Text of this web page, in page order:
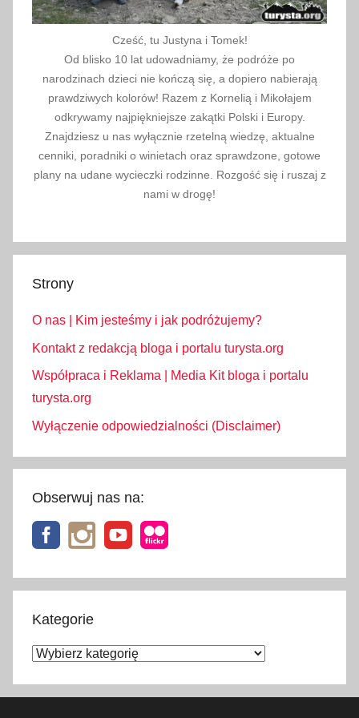
Cześć, tu Justyna i Tomek!
Od blisko 10 lat udowadniamy, że podróże po
narodzinach dzieci nie kończą się, a dopiero nabierają
prawdziwych kolorów! Razem z Kornelią i Mikołajem
odkrywamy najpiękniejsze zakątki Polski i Europy.
Znajdziesz u nas wyłącznie rzetelną wiedzę, aktualne
cenniki, poradniki o winietach oraz sprawdzone, gotowe
plany na udane wycieczki rodzinne. Rozgość się i ruszaj z
nami w drogę!
Strony
O nas | Kim jesteśmy i jak podróżujemy?
Kontakt z redakcją bloga i portalu turysta.org
Współpraca i Reklama | Media Kit bloga i portalu
turysta.org
Wyłączenie odpowiedzialności (Disclaimer)
Obserwuj nas na:
Kategorie
Kategorie